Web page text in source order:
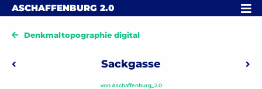
Skip to content
ASCHAFFENBURG 2.0 MENÜ
Denkmaltopographie digital
Beitragsnavigation
Vorheriger: Saarstraße – Herz-Jesu-Kirche
Sackgasse
vonAschaffenburg_2.0